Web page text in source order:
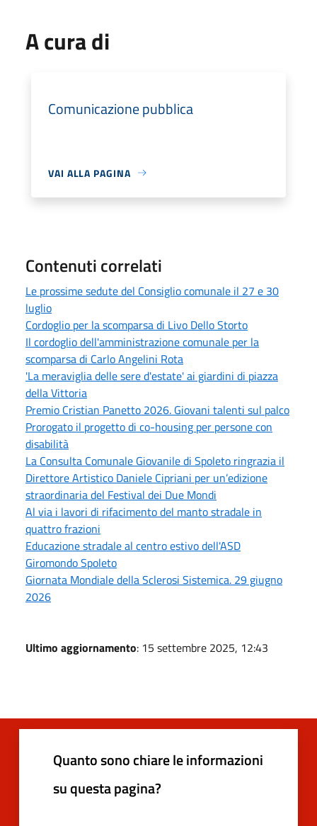
A cura di
Comunicazione pubblica
VAI ALLA PAGINA
Contenuti correlati
Le prossime sedute del Consiglio comunale il 27 e 30
luglio
Cordoglio per la scomparsa di Livo Dello Storto
Il cordoglio dell'amministrazione comunale per la
scomparsa di Carlo Angelini Rota
'La meraviglia delle sere d'estate' ai giardini di piazza
della Vittoria
Premio Cristian Panetto 2026. Giovani talenti sul palco
Prorogato il progetto di co-housing per persone con
disabilità
La Consulta Comunale Giovanile di Spoleto ringrazia il
Direttore Artistico Daniele Cipriani per un’edizione
straordinaria del Festival dei Due Mondi
Al via i lavori di rifacimento del manto stradale in
quattro frazioni
Educazione stradale al centro estivo dell'ASD
Giromondo Spoleto
Giornata Mondiale della Sclerosi Sistemica. 29 giugno
2026
Ultimo aggiornamento: 15 settembre 2025, 12:43
Quanto sono chiare le informazioni
su questa pagina?